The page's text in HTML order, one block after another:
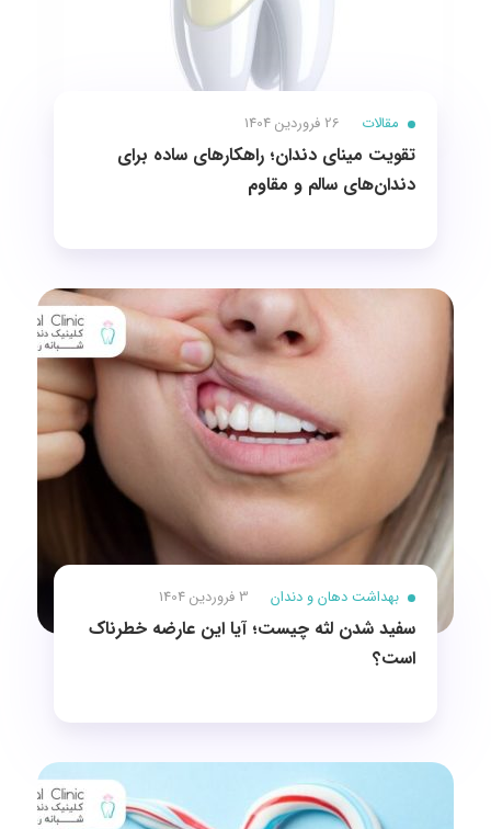
مقالات 26 فروردین 1404
تقویت مینای دندان؛ راهکارهای ساده برای
دندان‌های سالم و مقاوم
بهداشت دهان و دندان 3 فروردین 1404
سفید شدن لثه چیست؛ آیا این عارضه خطرناک
است؟